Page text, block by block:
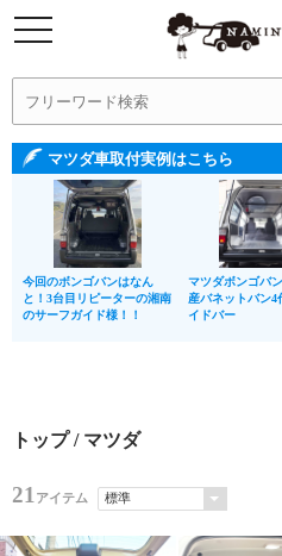
マツダ車取付実例はこちら
今回のボンゴバンはなん
と！3台目リピーターの湘南
のサーフガイド様！！
マツダボンゴバ
産バネットバン4
イドバー
トップ/ マツダ
21 アイテム